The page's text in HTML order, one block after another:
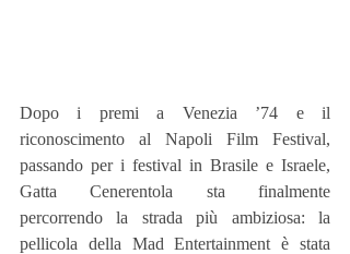
Dopo i premi a Venezia ’74 e il
riconoscimento al Napoli Film Festival,
passando per i festival in Brasile e Israele,
Gatta Cenerentola sta finalmente
percorrendo la strada più ambiziosa: la
pellicola della Mad Entertainment è stata